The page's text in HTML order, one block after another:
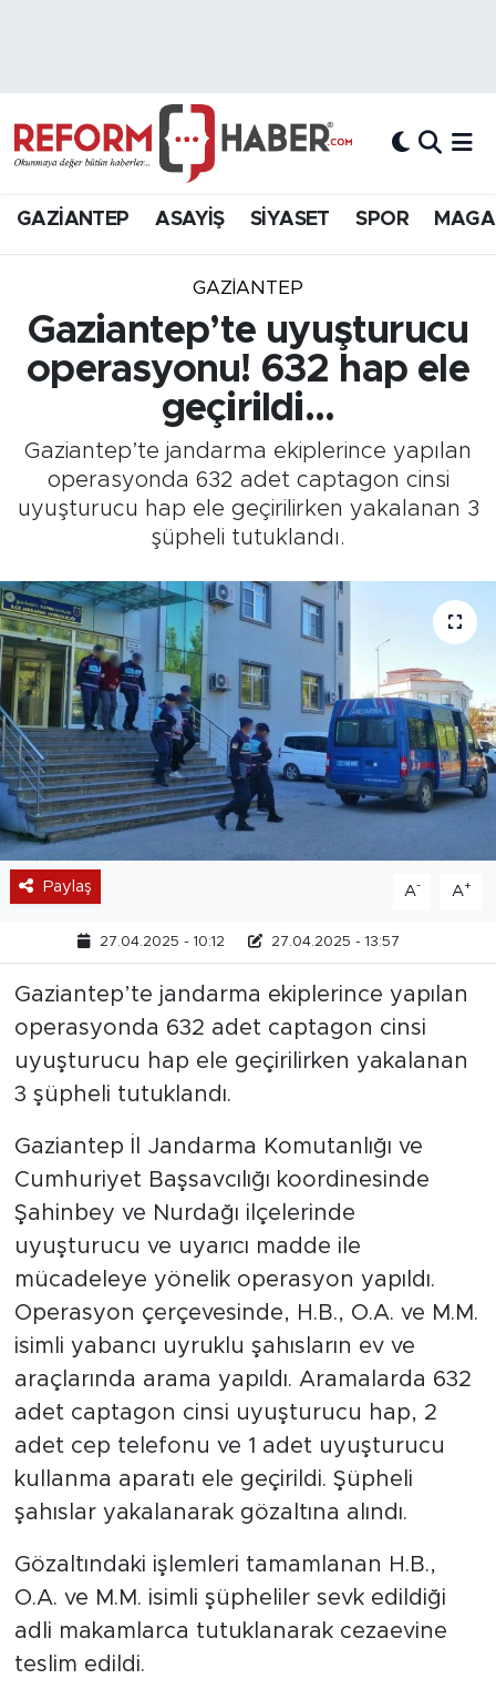
GAZİANTEP ASAYİŞ SİYASET SPOR
GAZIANTEP
Gaziantep’te uyuşturucu
operasyonu! 632 hap ele
geçirildi...
Gaziantep’te jandarma ekiplerince yapılan
operasyonda 632 adet captagon cinsi
uyuşturucu hap ele geçirilirken yakalanan 3
şüpheli tutuklandı.
Paylaş A- A+
27.04.2025 - 10:12 27.04.2025 - 13:57
Gaziantep’te jandarma ekiplerince yapılan
operasyonda 632 adet captagon cinsi
uyuşturucu hap ele geçirilirken yakalanan
3 şüpheli tutuklandı.
Gaziantep İl Jandarma Komutanlığı ve
Cumhuriyet Başsavcılığı koordinesinde
Şahinbey ve Nurdağı ilçelerinde
uyuşturucu ve uyarıcı madde ile
mücadeleye yönelik operasyon yapıldı.
Operasyon çerçevesinde, H.B., O.A. ve M.M.
isimli yabancı uyruklu şahısların ev ve
araçlarında arama yapıldı. Aramalarda 632
adet captagon cinsi uyuşturucu hap, 2
adet cep telefonu ve 1 adet uyuşturucu
kullanma aparatı ele geçirildi. Şüpheli
şahıslar yakalanarak gözaltına alındı.
Gözaltındaki işlemleri tamamlanan H.B.,
O.A. ve M.M. isimli şüpheliler sevk edildiği
adli makamlarca tutuklanarak cezaevine
teslim edildi.
Hava Durumu
Süper Lig Puan Durumu ve Fikstür
Tüm Manşetler
Son Dakika Haberleri
Haber Arşivi